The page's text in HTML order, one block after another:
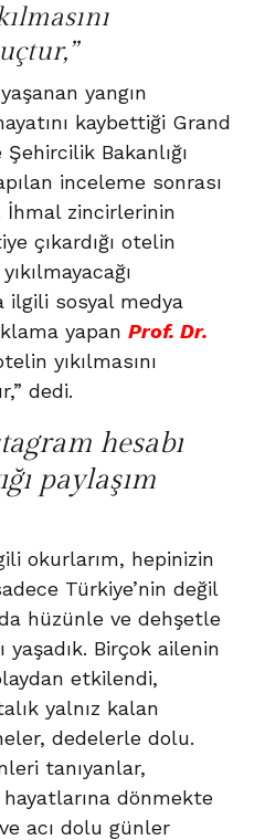
yangın
kaybettiği Grand
Bakanlığı
inceleme sonrası
İhmal zincirlerinin
çıkardığı otelin
ilgili sosyal medya
yapan Prof. Dr.
yıkılmasını
dedi.
hesabı
paylaşım
okurlarım, hepinizin
Türkiye’nin değil
hüzünle ve dehşetle
yaşadık. Birçok ailenin
etkilendi,
yalnız kalan
dedelerle dolu.
tanıyanlar,
dönmekte
acı dolu günler